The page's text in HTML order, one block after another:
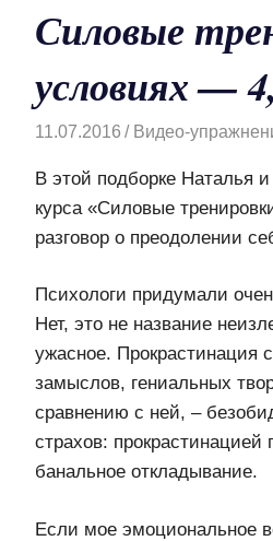
Силовые
условиях —
11.07.2016 Видео-
В этой подборке Наталья
курса «Силовые
разговор о преодолении
Психологи придумали
Нет, это не название
ужасное. Прокрастинация
замыслов, гениальных
сравнению с ней, –
страхов:
банальное откладывание.
Если мое эмоциональное